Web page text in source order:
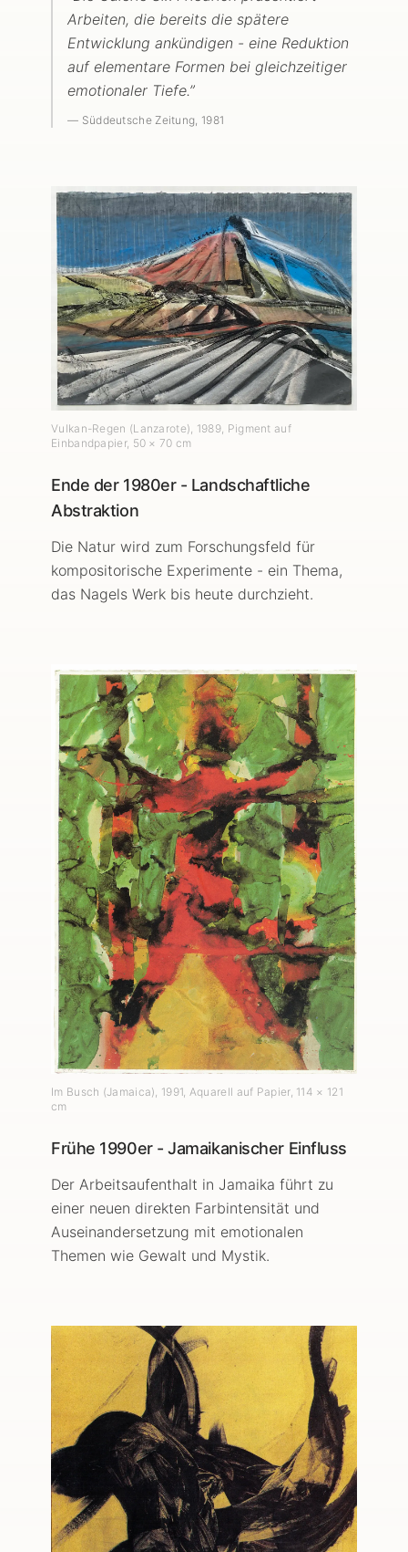
Arbeiten, die bereits die spätere
Entwicklung ankündigen - eine Reduktion
auf elementare Formen bei gleichzeitiger
emotionaler Tiefe.”
— Süddeutsche Zeitung , 1981
Vulkan-Regen (Lanzarote), 1989, Pigment auf
Einbandpapier, 50 × 70 cm
Ende der 1980er - Landschaftliche
Abstraktion
Die Natur wird zum Forschungsfeld für
kompositorische Experimente - ein Thema,
das Nagels Werk bis heute durchzieht.
Im Busch (Jamaica), 1991, Aquarell auf Papier, 114 × 121
cm
Frühe 1990er - Jamaikanischer Einfluss
Der Arbeitsaufenthalt in Jamaika führt zu
einer neuen direkten Farbintensität und
Auseinandersetzung mit emotionalen
Themen wie Gewalt und Mystik.